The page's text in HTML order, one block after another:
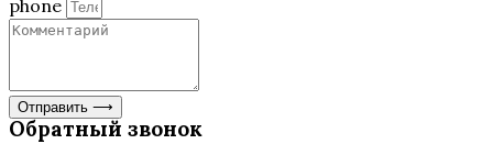
phone
Отправить ⟶
Обратный звонок